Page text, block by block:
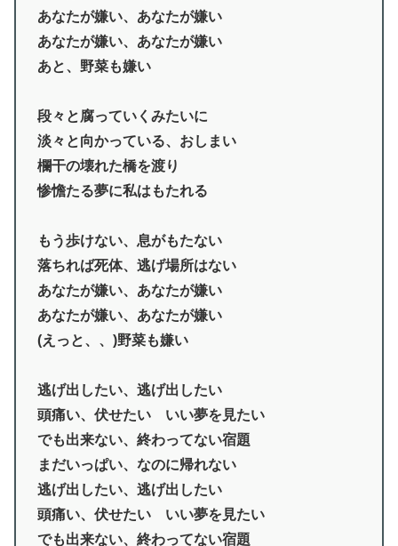
あなたが嫌い、あなたが嫌い
あなたが嫌い、あなたが嫌い
あと、野菜も嫌い
段々と腐っていくみたいに
淡々と向かっている、おしまい
欄干の壊れた橋を渡り
惨憺たる夢に私はもたれる
もう歩けない、息がもたない
落ちれば死体、逃げ場所はない
あなたが嫌い、あなたが嫌い
あなたが嫌い、あなたが嫌い
(えっと、、)野菜も嫌い
逃げ出したい、逃げ出したい
頭痛い、伏せたい いい夢を見たい
でも出来ない、終わってない宿題
まだいっぱい、なのに帰れない
逃げ出したい、逃げ出したい
頭痛い、伏せたい いい夢を見たい
でも出来ない、終わってない宿題